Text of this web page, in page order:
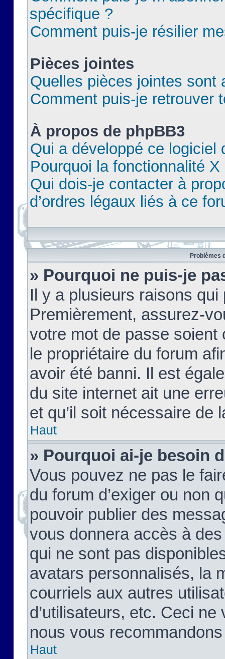
spécifique ?
Comment puis-je résilier
Pièces jointes
Quelles pièces jointes sont
Comment puis-je retrouver
À propos de phpBB3
Qui a développé ce logiciel
Pourquoi la fonctionnalité X
Qui dois-je contacter à
d’ordres légaux liés à ce
Problèmes
» Pourquoi ne puis-je
Il y a plusieurs raisons
Premièrement, assurez-
votre mot de passe soient
le propriétaire du forum
avoir été banni. Il est
du site internet ait une
et qu’il soit nécessaire de
Haut
» Pourquoi ai-je besoin
Vous pouvez ne pas le
du forum d’exiger ou non
pouvoir publier des
vous donnera accès à
qui ne sont pas
avatars personnalisés, la
courriels aux autres
d’utilisateurs, etc. Ceci
nous vous
Haut